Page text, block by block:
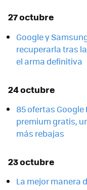
27 octubre
Google y
recuperarla tras
el arma definitiva
24 octubre
85 ofertas
premium gratis,
más rebajas
23 octubre
La mejor manera